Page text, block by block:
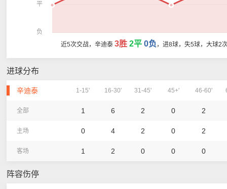
平
负
近5次交战，辛迪泰 3胜 2平 0负 ，进8球，失5球，大球2
进球分布
辛迪泰 1-15' 16-30' 31-45' 45+' 46-60'
全部 1 6 2 0 2
主场 0 4 2 0 2
客场 1 2 0 0 0
阵容伤停